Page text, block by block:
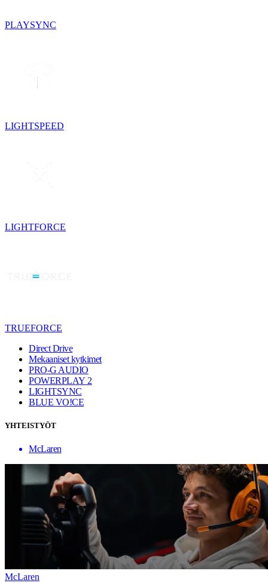
PLAYSYNC
LIGHTSPEED
LIGHTFORCE
TRUEFORCE
Direct Drive
Mekaaniset kytkimet
PRO-G AUDIO
POWERPLAY 2
LIGHTSYNC
BLUE VO!CE
YHTEISTYÖT
McLaren
McLaren